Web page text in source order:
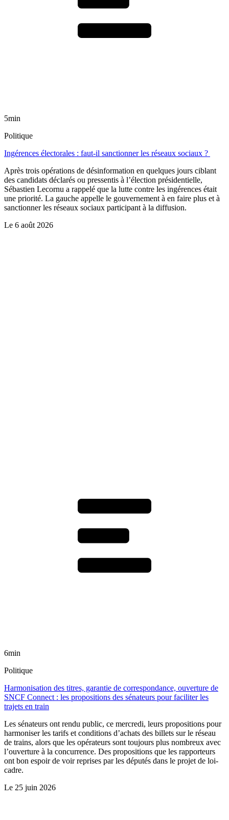
5min
Politique
Ingérences électorales : faut-il sanctionner les réseaux sociaux ?
Après trois opérations de désinformation en quelques jours ciblant
des candidats déclarés ou pressentis à l’élection présidentielle,
Sébastien Lecornu a rappelé que la lutte contre les ingérences était
une priorité. La gauche appelle le gouvernement à en faire plus et à
sanctionner les réseaux sociaux participant à la diffusion.
Le 6 août 2026
6min
Politique
Harmonisation des titres, garantie de correspondance, ouverture de
SNCF Connect : les propositions des sénateurs pour faciliter les
trajets en train
Les sénateurs ont rendu public, ce mercredi, leurs propositions pour
harmoniser les tarifs et conditions d’achats des billets sur le réseau
de trains, alors que les opérateurs sont toujours plus nombreux avec
l’ouverture à la concurrence. Des propositions que les rapporteurs
ont bon espoir de voir reprises par les députés dans le projet de loi-
cadre.
Le 25 juin 2026